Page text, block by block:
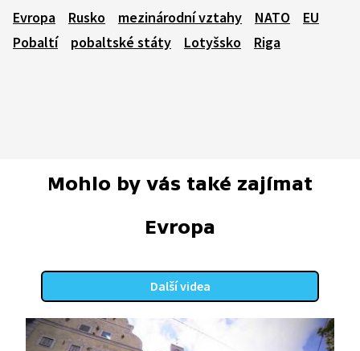
Evropa
Rusko mezinárodní vztahy NATO
EU
Pobaltí
pobaltské státy Lotyšsko Riga
Mohlo by vás také zajímat
Evropa
Další videa